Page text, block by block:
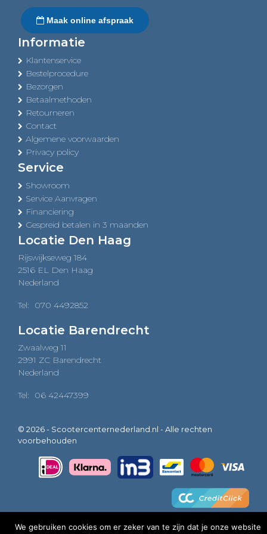
Maak online afspraak
Informatie
Klantenservice
Bestelprocedure
Bezorgen
Betaalmethoden
Retourneren
Contact
Algemene voorwaarden
Privacy policy
Service
Showroom
Service Aanvragen
Financiering
Gespreid betalen in 3 maanden
Locatie Den Haag
Rijswijkseweg 184
2516 EL Den Haag
Nederland
Tel: 070 4492852
Locatie Barendrecht
Zwaalweg 11
2991 ZC Barendrecht
Nederland
Tel: 06 42447399
© 2026 - Scootercenternederland.nl - Alle rechten
voorbehouden
We gebruiken cookies om er zeker van te zijn dat je onze website